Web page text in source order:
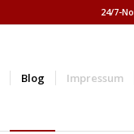
24/7-
Blog Impressum